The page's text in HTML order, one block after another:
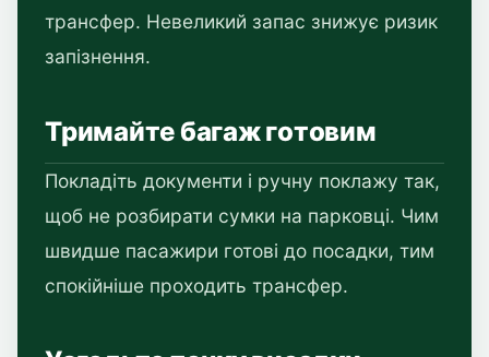
трансфер. Невеликий запас знижує ризик
запізнення.
Тримайте багаж готовим
Покладіть документи і ручну поклажу так,
щоб не розбирати сумки на парковці. Чим
швидше пасажири готові до посадки, тим
спокійніше проходить трансфер.